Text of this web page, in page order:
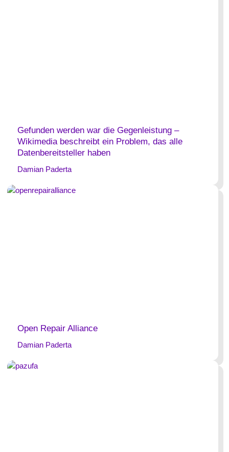
Gefunden werden war die Gegenleistung –
Wikimedia beschreibt ein Problem, das alle
Datenbereitsteller haben
Damian Paderta
Open Repair Alliance
Damian Paderta